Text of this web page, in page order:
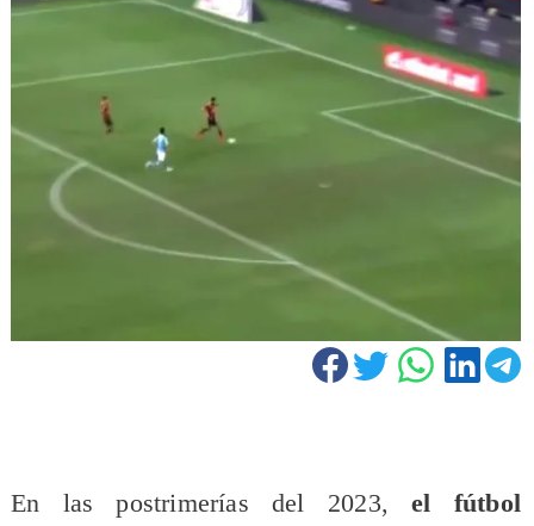
​En las postrimerías del 2023,el fútbol